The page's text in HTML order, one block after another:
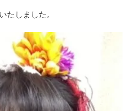
たしました。